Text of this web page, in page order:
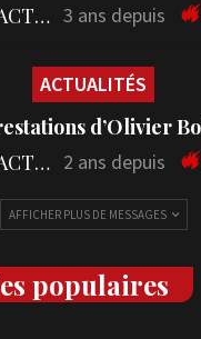
LA REDACTION 3 ans depuis
ACTUALITÉS
d’Olivier
LA REDACTION 2 ans depuis
AFFICHER PLUS DE MESSAGES
populaires